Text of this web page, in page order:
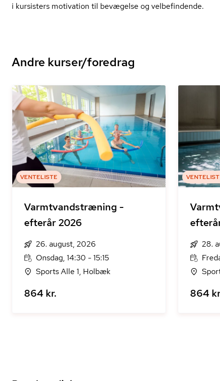
i kursisters motivation til bevægelse og velbefindende.
Andre kurser/foredrag
VENTELISTE
Varmtvandstræning -
efterår 2026
26. august, 2026
Onsdag, 14:30 - 15:15
Sports Alle 1, Holbæk
864 kr.
28.
864